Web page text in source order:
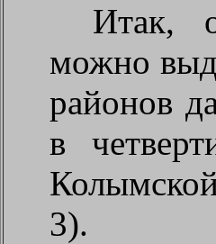
Итак,
можно
районов
в
3).